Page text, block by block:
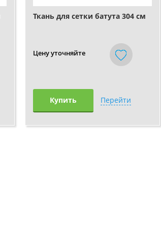
Ткань для сетки батута 304 см
Цену уточняйте
Купить Перейти